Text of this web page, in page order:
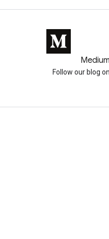
Medium
Follow our blog